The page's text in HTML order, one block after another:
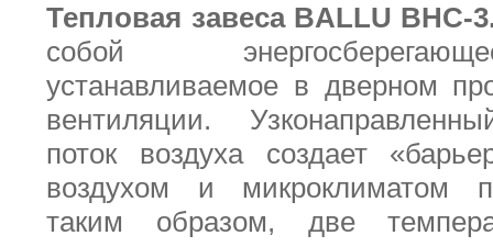
Тепловая завеса BALLU BHC-
собой
устанавливаемое в дверном
вентиляции.
поток воздуха создает
воздухом и микроклиматом
таким образом, две